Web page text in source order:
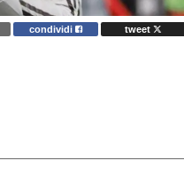
condividi tweet